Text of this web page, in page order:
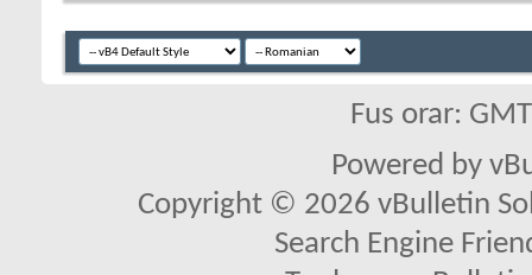
Fus orar:
Powered by
Copyright © 2026 vBulletin
Search Engine